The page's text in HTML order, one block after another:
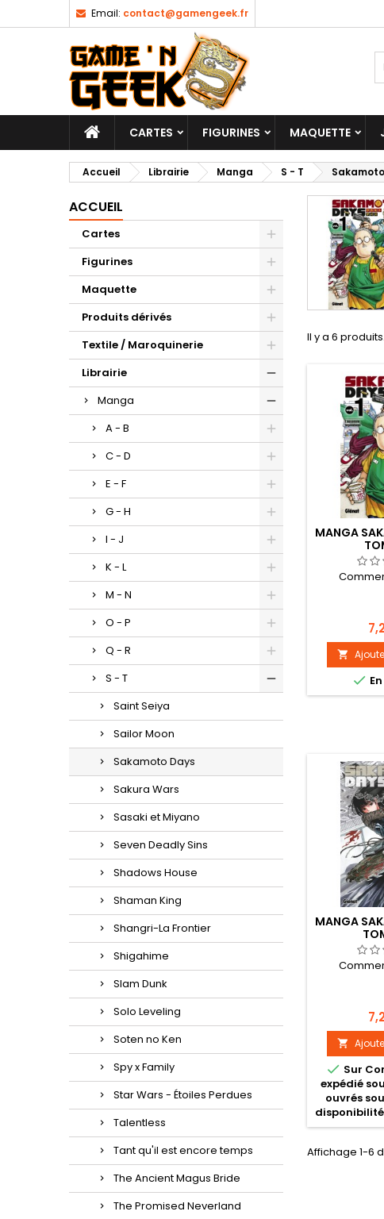
Email: contact@gamengeek.fr
CARTES FIGURINES MAQUETTE
Accueil Librairie Manga S - T
ACCUEIL
Cartes
Figurines
Maquette
Produits dérivés
Textile / Maroquinerie
Librairie
Manga
A - B
C - D
E - F
G - H
I - J
K - L
M - N
O - P
Q - R
S - T
Saint Seiya
Sailor Moon
Sakamoto Days
Sakura Wars
Sasaki et Miyano
Seven Deadly Sins
Shadows House
Shaman King
Shangri-La Frontier
Shigahime
Slam Dunk
Solo Leveling
Soten no Ken
Spy x Family
Star Wars - Étoiles Perdues
Talentless
Tant qu'il est encore temps
The Ancient Magus Bride
The Promised Neverland
Il y a 6 produits.
MANGA


MANGA

 Sur
expédié
ouvrés
Affichage 1-6